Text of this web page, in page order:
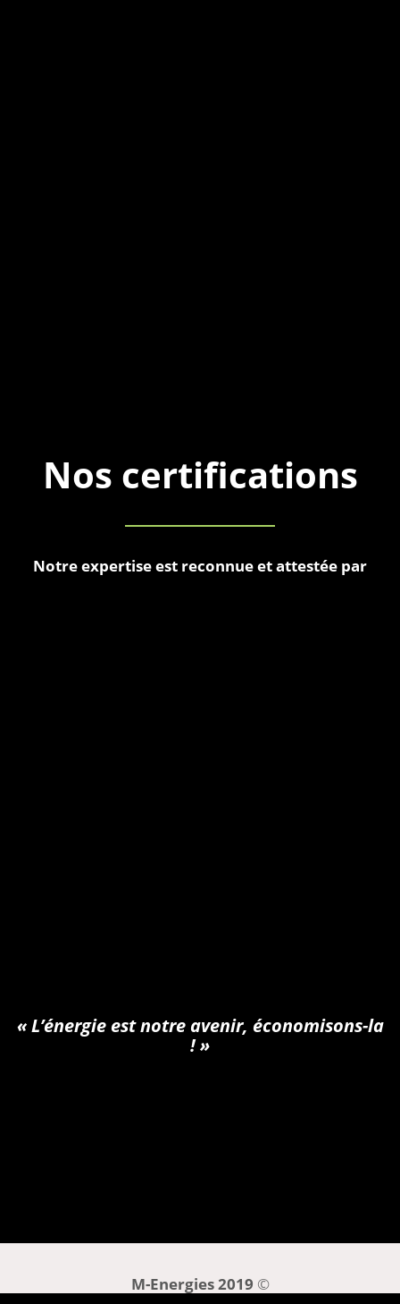
Nos certifications
Notre expertise est reconnue et attestée par
« L’énergie est notre avenir, économisons-la
! »
M-Energies 2019 ©